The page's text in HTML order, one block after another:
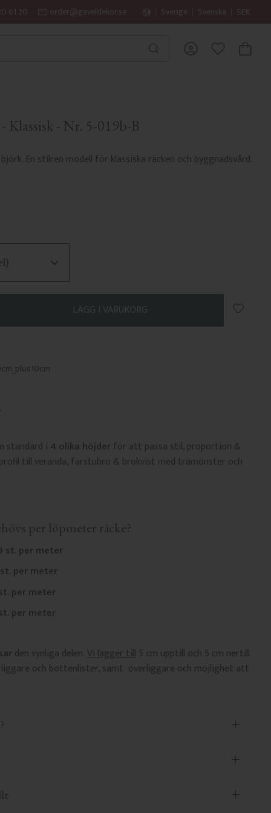
61 20 order@gaveldekor.se Sverige Svenska SEK
FAVORITER
Klassisk - Nr. 5-019b-B
En stilren modell för klassiska räcken och byggnadsvård.
Lägg
standard i 4 olika höjderför att passa stil, proportion &
till veranda, farstubro & brokvist med trämönster och
per löpmeter räcke?
st. per meter
per meter
per meter
per meter
den synliga delen.Vi lägger till 5 cm upptill och 5 cm nertill
och bottenlister, samt överliggare och möjlighet att